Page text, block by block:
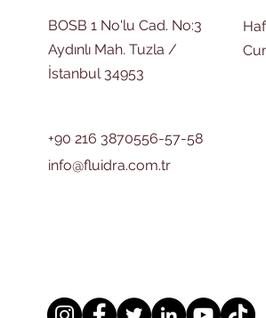
BOSB 1 No'lu Cad. No:3
Aydınlı Mah. Tuzla /
İstanbul 34953
+90 216 3870556-57-58
info@fluidra.com.tr